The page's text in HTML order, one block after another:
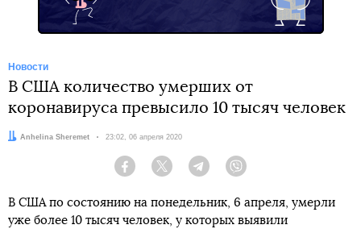
Новости
В США количество умерших от
коронавируса превысило 10 тысяч человек
Автор:
Anhelina Sheremet Дата:
23:02, 06 апреля 2020
Facebook Twitter Telegram
В США по состоянию на понедельник, 6 апреля, умерли
уже более 10 тысяч человек, у которых выявили